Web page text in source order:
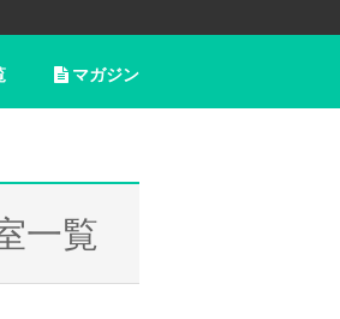
マガジン
一覧